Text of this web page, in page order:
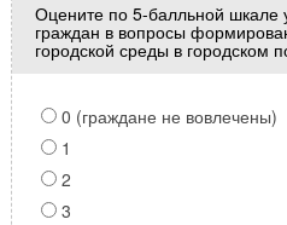
Оцените по 5-балльной шкале
граждан в вопросы
городской среды в городском
0 (граждане не вовлечены)
1
2
3